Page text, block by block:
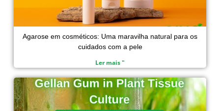
Agarose em cosméticos: Uma maravilha natural para os
cuidados com a pele
Ler mais "